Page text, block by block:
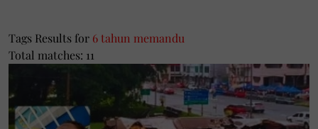
Tags Results for 6 tahun memandu
Total matches: 11